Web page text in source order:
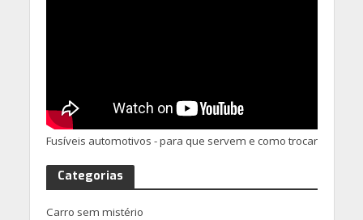
Fusíveis automotivos - para que servem e como trocar
Categorias
Carro sem mistério